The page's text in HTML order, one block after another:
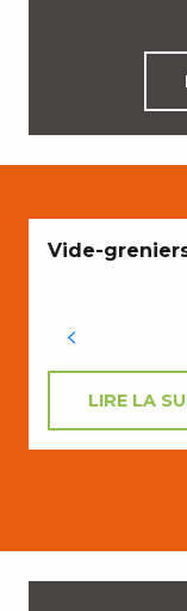
Vide-
LIRE LA